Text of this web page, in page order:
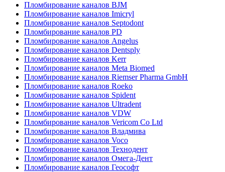
Пломбирование каналов BJM
Пломбирование каналов Imicryl
Пломбирование каналов Septodont
Пломбирование каналов PD
Пломбирование каналов Angelus
Пломбирование каналов Dentsply
Пломбирование каналов Kerr
Пломбирование каналов Meta Biomed
Пломбирование каналов Riemser Pharma GmbH
Пломбирование каналов Roeko
Пломбирование каналов Spident
Пломбирование каналов Ultradent
Пломбирование каналов VDW
Пломбирование каналов Vericom Co Ltd
Пломбирование каналов Владмива
Пломбирование каналов Voco
Пломбирование каналов Технодент
Пломбирование каналов Омега-Дент
Пломбирование каналов Геософт